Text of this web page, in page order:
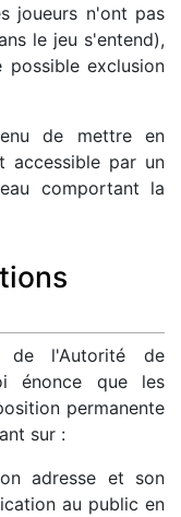
joueurs n'ont pas
le jeu s'entend),
exclusion
de mettre en
accessible par un
comportant la
l'Autorité de
énonce que les
permanente
sur :
adresse et son
au public en